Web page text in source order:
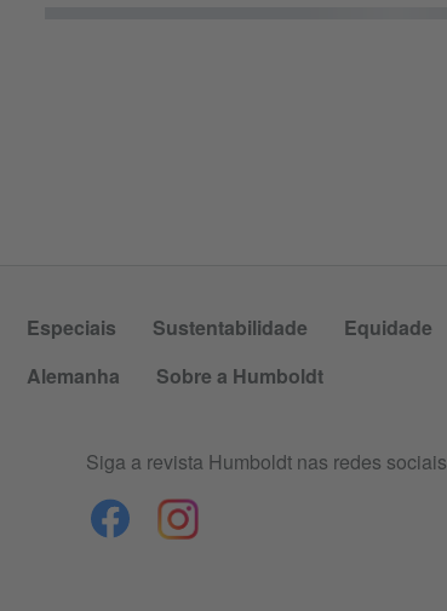
Especiais Sustentabilidade Equidade
Alemanha
Sobre a Humboldt
Siga a revista Humboldt nas redes sociais